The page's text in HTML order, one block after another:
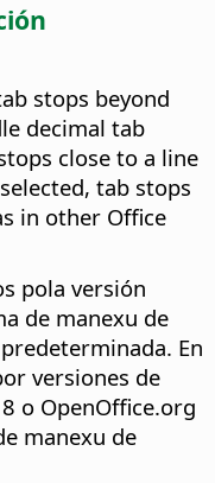
stops beyond
decimal tab
close to a line
tab stops
in other Office
pola versión
de manexu de
En
versiones de
o OpenOffice.org
manexu de